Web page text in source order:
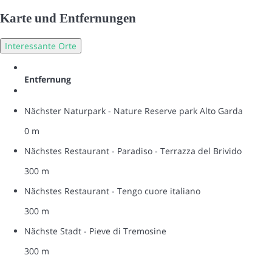
Karte und Entfernungen
Interessante Orte
Entfernung
Nächster Naturpark - Nature Reserve park Alto Garda
0 m
Nächstes Restaurant - Paradiso - Terrazza del Brivido
300 m
Nächstes Restaurant - Tengo cuore italiano
300 m
Nächste Stadt - Pieve di Tremosine
300 m